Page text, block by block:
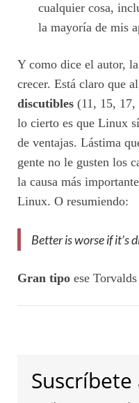
cualquier cosa,
la mayoría de mis
Y como dice el autor,
crecer. Está claro que
discutibles (11, 15, 17,
lo cierto es que Linux
de ventajas. Lástima
gente no le gusten los
la causa más
Linux. O resumiendo:
Better is worse if it’s
Gran tipo ese Torvalds